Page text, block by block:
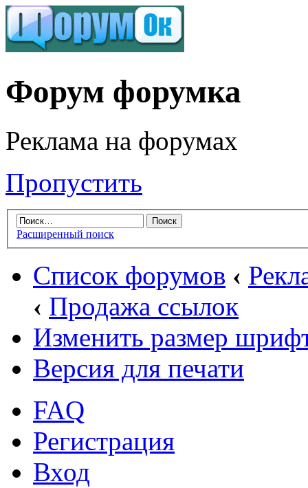
Форум форумка
Реклама на форумах
Пропустить
Расширенный поиск
Список форумов ‹
‹ Продажа ссылок
Изменить размер
Версия для печати
FAQ
Регистрация
Вход